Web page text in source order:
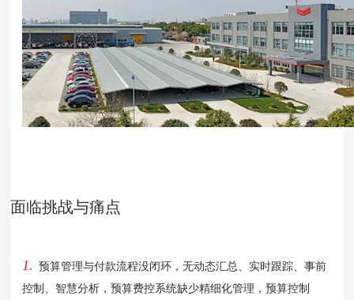
面临挑战与痛点
1.
预算管理与付款流程没闭环，无动态汇总、实时跟踪、事前
控制、智慧分析，预算费控系统缺少精细化管理，预算控制